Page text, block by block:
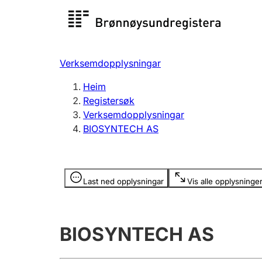
Registersøk
Registrere, endre, slette
Verksemdopplysningar
Heim
Registersøk
Verksemdopplysningar
BIOSYNTECH AS
Last ned opplysningar Vis alle opplysninger
Opplysninger er skjult
BIOSYNTECH AS